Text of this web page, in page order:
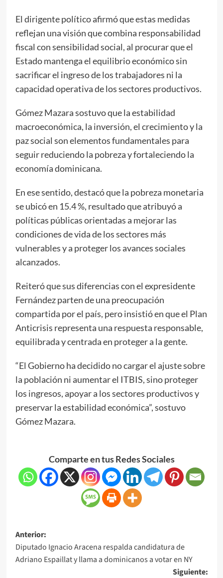
El dirigente político afirmó que estas medidas
reflejan una visión que combina responsabilidad
fiscal con sensibilidad social, al procurar que el
Estado mantenga el equilibrio económico sin
sacrificar el ingreso de los trabajadores ni la
capacidad operativa de los sectores productivos.
Gómez Mazara sostuvo que la estabilidad
macroeconómica, la inversión, el crecimiento y la
paz social son elementos fundamentales para
seguir reduciendo la pobreza y fortaleciendo la
economía dominicana.
En ese sentido, destacó que la pobreza monetaria
se ubicó en 15.4 %, resultado que atribuyó a
políticas públicas orientadas a mejorar las
condiciones de vida de los sectores más
vulnerables y a proteger los avances sociales
alcanzados.
Reiteró que sus diferencias con el expresidente
Fernández parten de una preocupación
compartida por el país, pero insistió en que el Plan
Anticrisis representa una respuesta responsable,
equilibrada y centrada en proteger a la gente.
“El Gobierno ha decidido no cargar el ajuste sobre
la población ni aumentar el ITBIS, sino proteger
los ingresos, apoyar a los sectores productivos y
preservar la estabilidad económica”, sostuvo
Gómez Mazara.
Comparte en tus Redes Sociales
Anterior:
Diputado Ignacio Aracena respalda candidatura de
Adriano Espaillat y llama a dominicanos a votar en NY
Siguiente: